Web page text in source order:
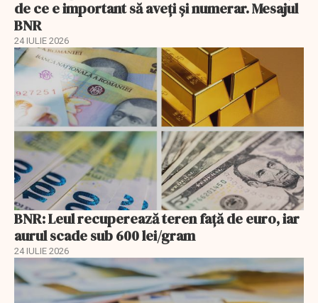
de ce e important să aveţi şi numerar. Mesajul
BNR
24 IULIE 2026
BNR: Leul recuperează teren faţă de euro, iar
aurul scade sub 600 lei/gram
24 IULIE 2026